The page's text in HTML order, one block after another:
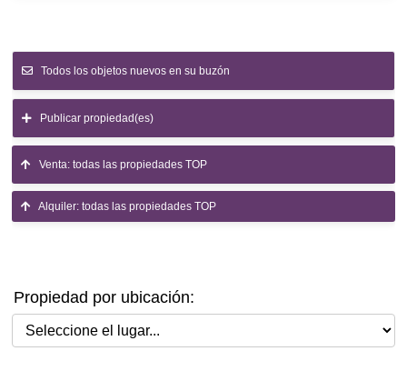
Todos los objetos nuevos en su buzón
Publicar propiedad(es)
Venta: todas las propiedades TOP
Alquiler: todas las propiedades TOP
Propiedad por ubicación:
Seleccione el lugar